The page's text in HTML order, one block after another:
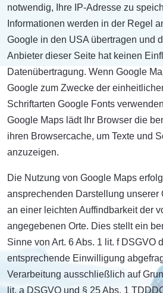
notwendig, Ihre IP-Adresse zu
Informationen werden in der Regel
Google in den USA übertragen und
Anbieter dieser Seite hat keinen
Datenübertragung. Wenn Google
Google zum Zwecke der
Schriftarten Google Fonts
Google Maps lädt Ihr Browser die
ihren Browsercache, um Texte und
anzuzeigen.
Die Nutzung von Google Maps
ansprechenden Darstellung unserer
an einer leichten Auffindbarkeit der
angegebenen Orte. Dies stellt ein
Sinne von Art. 6 Abs. 1 lit. f DSGVO
entsprechende Einwilligung
Verarbeitung ausschließlich auf
lit. a DSGVO und § 25 Abs. 1